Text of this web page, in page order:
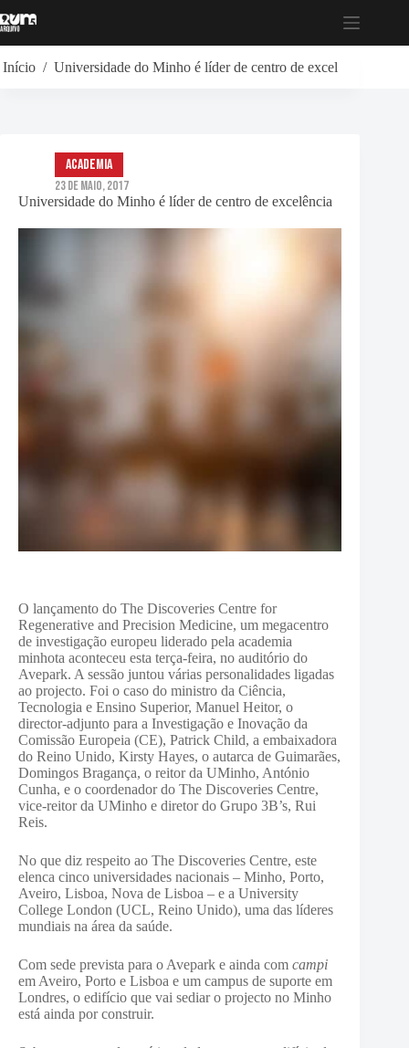
para
Início / Universidade do Minho é líder de centro de excelência
Universidade do Minho é líder de centro de excelência
Academia
23 de Maio, 2017
O lançamento do The Discoveries Centre for
Regenerative and Precision Medicine, um megacentro
de investigação europeu liderado pela academia
minhota aconteceu esta terça-feira, no auditório do
Avepark. A sessão juntou várias personalidades ligadas
ao projecto. Foi o caso do ministro da Ciência,
Tecnologia e Ensino Superior, Manuel Heitor, o
director-adjunto para a Investigação e Inovação da
Comissão Europeia (CE), Patrick Child, a embaixadora
do Reino Unido, Kirsty Hayes, o autarca de Guimarães,
Domingos Bragança, o reitor da UMinho, António
Cunha, e o coordenador do The Discoveries Centre,
vice-reitor da UMinho e diretor do Grupo 3B’s, Rui
Reis.
No que diz respeito ao The Discoveries Centre, este
elenca cinco universidades nacionais – Minho, Porto,
Aveiro, Lisboa, Nova de Lisboa – e a University
College London (UCL, Reino Unido), uma das líderes
mundiais na área da saúde.
Com sede prevista para o Avepark e ainda com campi
em Aveiro, Porto e Lisboa e um campus de suporte em
Londres, o edifício que vai sediar o projecto no Minho
está ainda por construir.